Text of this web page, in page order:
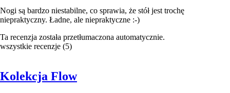
Nogi są bardzo niestabilne, co sprawia, że stół jest trochę
niepraktyczny. Ładne, ale niepraktyczne :-)
Ta recenzja została przetłumaczona automatycznie.
wszystkie recenzje (5)
Kolekcja Flow